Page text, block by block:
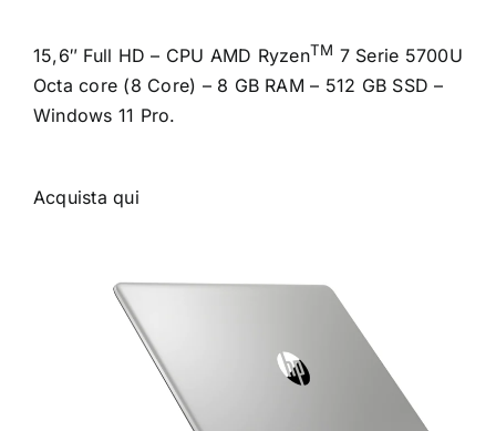
15,6″ Full HD – CPU AMD RyzenTM 7 Serie 5700U
Octa core (8 Core) – 8 GB RAM – 512 GB SSD –
Windows 11 Pro.
Acquista qui